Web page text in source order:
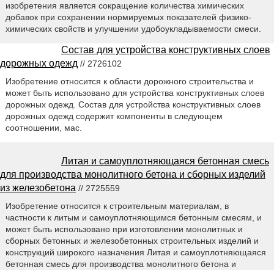
изобретения является сокращение количества химических
добавок при сохранении нормируемых показателей физико-
химических свойств и улучшении удобоукладываемости смеси.
Состав для устройства конструктивных слоев
дорожных одежд // 2726102
Изобретение относится к области дорожного строительства и
может быть использовано для устройства конструктивных слоев
дорожных одежд. Состав для устройства конструктивных слоев
дорожных одежд содержит компоненты в следующем
соотношении, мас.
Литая и самоуплотняющаяся бетонная смесь
для производства монолитного бетона и сборных изделий
из железобетона // 2725559
Изобретение относится к строительным материалам, в
частности к литым и самоуплотняющимся бетонным смесям, и
может быть использовано при изготовлении монолитных и
сборных бетонных и железобетонных строительных изделий и
конструкций широкого назначения Литая и самоуплотняющаяся
бетонная смесь для производства монолитного бетона и